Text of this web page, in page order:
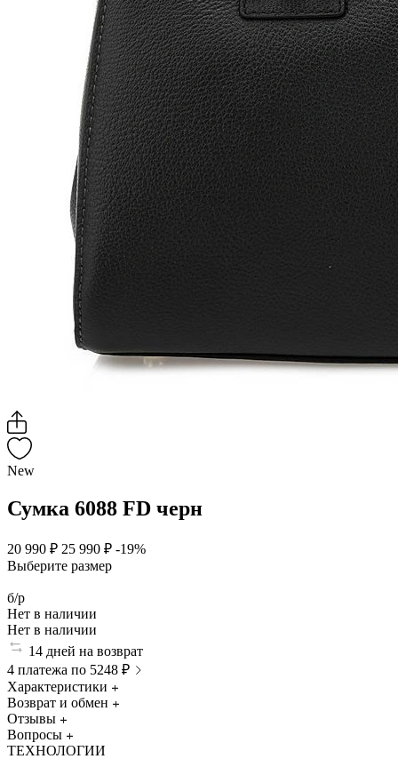
New
Сумка 6088 FD черн
20 990 ₽ 25 990 ₽ -19%
Выберите размер
б/р
Нет в наличии
Нет в наличии
14 дней на возврат
4 платежа по 5248 ₽
Характеристики
Возврат и обмен
Отзывы
Вопросы
ТЕХНОЛОГИИ